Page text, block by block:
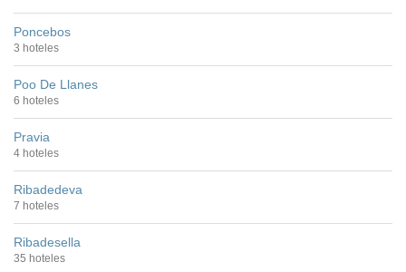
Poncebos
3 hoteles
Poo De Llanes
6 hoteles
Pravia
4 hoteles
Ribadedeva
7 hoteles
Ribadesella
35 hoteles